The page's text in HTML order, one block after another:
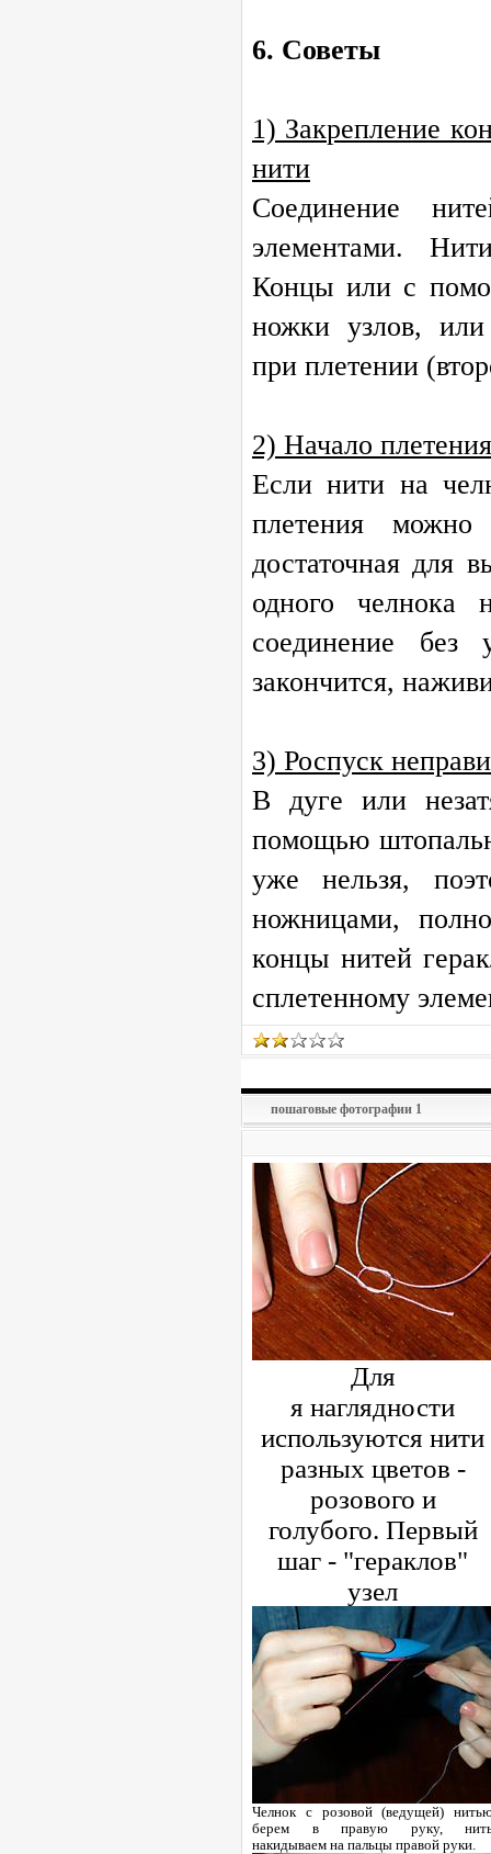
6. Советы
1) Закрепление
нити
Соединение
элементами.
Концы или с
ножки узлов, или
при плетении
2) Начало
Если нити на
плетения
достаточная для
одного челнока
соединение без
закончится,
3) Роспуск
В дуге или
помощью
уже нельзя,
ножницами,
концы нитей
сплетенному
пошаговые фотографии 1
Для
я наглядности
используются нити
разных цветов -
розового и
голубого. Первый
шаг - "гераклов"
узел
Челнок с розовой (ведущей)
берем в правую руку,
накидываем на пальцы правой руки.